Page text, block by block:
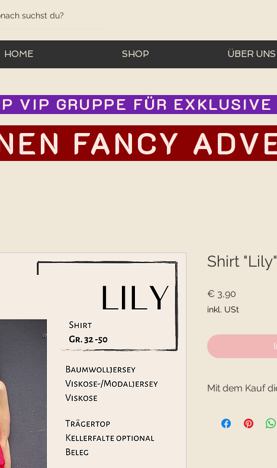
HOME SHOP ÜBER UNS
VIP GRUPPE FÜR
FANCY
Shirt
€ 3,90
inkl. USt
Mit dem Kauf
- Format A4 und